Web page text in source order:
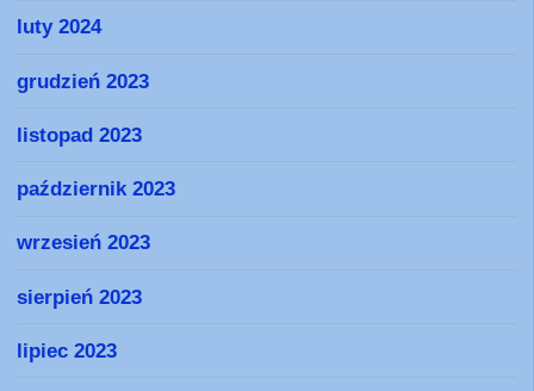
luty 2024
grudzień 2023
listopad 2023
październik 2023
wrzesień 2023
sierpień 2023
lipiec 2023